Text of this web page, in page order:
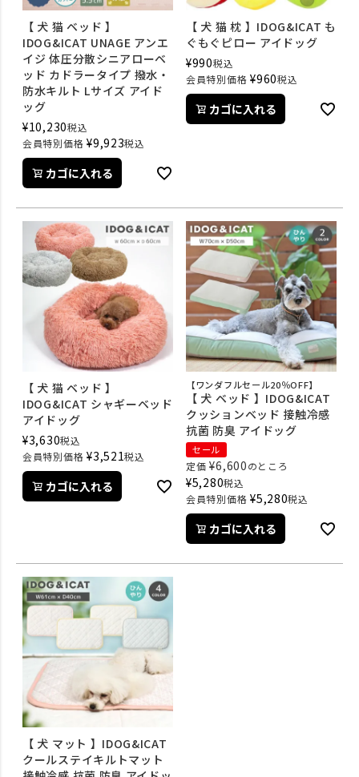
【 犬 猫 ベッド 】
IDOG&ICAT UNAGE アンエ
イジ 体圧分散シニアローベ
ッド カドラータイプ 撥水・
防水キルト Lサイズ アイド
ッグ
¥10,230税込
会員特別価格 ¥9,923税込
カゴに入れる
【 犬 猫 枕 】IDOG&ICAT も
ぐもぐピロー アイドッグ
¥990税込
会員特別価格 ¥960税込
カゴに入れる
【 犬 猫 ベッド 】
IDOG&ICAT シャギーベッド
アイドッグ
¥3,630税込
会員特別価格 ¥3,521税込
カゴに入れる
【ワンダフルセール20％OFF】
【 犬 ベッド 】IDOG&ICAT
クッションベッド 接触冷感
抗菌 防臭 アイドッグ
セール
定価 ¥6,600のところ
¥5,280税込
会員特別価格 ¥5,280税込
カゴに入れる
【 犬 マット 】IDOG&ICAT
クールステイキルトマット